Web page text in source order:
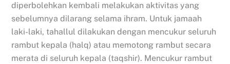
diperbolehkan kembali melakukan aktivitas yang
sebelumnya dilarang selama ihram. Untuk jamaah
laki-laki, tahallul dilakukan dengan mencukur seluruh
rambut kepala (halq) atau memotong rambut secara
merata di seluruh kepala (taqshir). Mencukur rambut